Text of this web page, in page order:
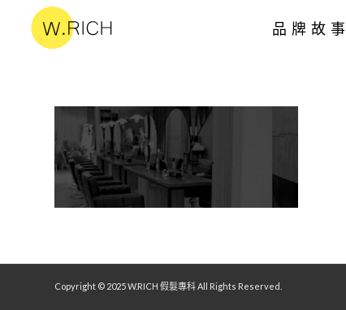
品牌故事
Copyright © 2025 W.RICH 假髮專科 All Rights Reserved.